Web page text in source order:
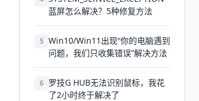
蓝屏怎么解决？5种修复方法
5 Win10/Win11出现“你的电脑遇到
问题，我们只收集错误”解决方法
6 罗技G HUB无法识别鼠标，我花
了2小时终于解决了